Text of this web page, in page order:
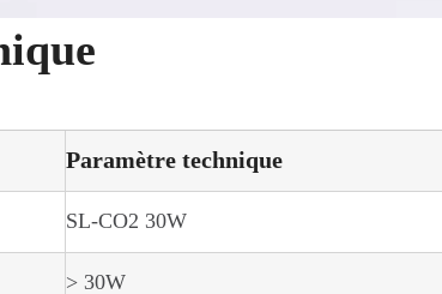
Paramètre technique
SL-CO2 30W
> 30W